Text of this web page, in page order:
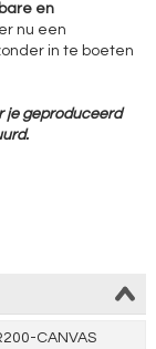
en
nu een
in te boeten
je geproduceerd
CANVAS